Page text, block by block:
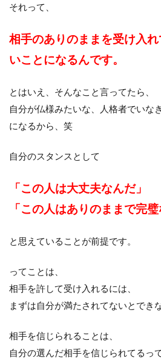
それって、
相手のありのままを受け入
いことになるんです。
とはいえ、そんなこと言ってたら、
自分が仏様みたいな、人格者でいな
になるから、笑
自分のスタンスとして
「この人は大丈夫なんだ」
「この人はありのままで完璧
と思えていることが前提です。
ってことは、
相手を許して受け入れるには、
まずは自分が満たされてないとでき
相手を信じられることは、
自分の選んだ相手を信じられてるっ